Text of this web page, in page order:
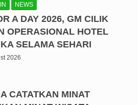
NEWS
A DAY 2026, GM CILIK
OPERASIONAL HOTEL
SELAMA SEHARI
2026
CATATKAN MINAT